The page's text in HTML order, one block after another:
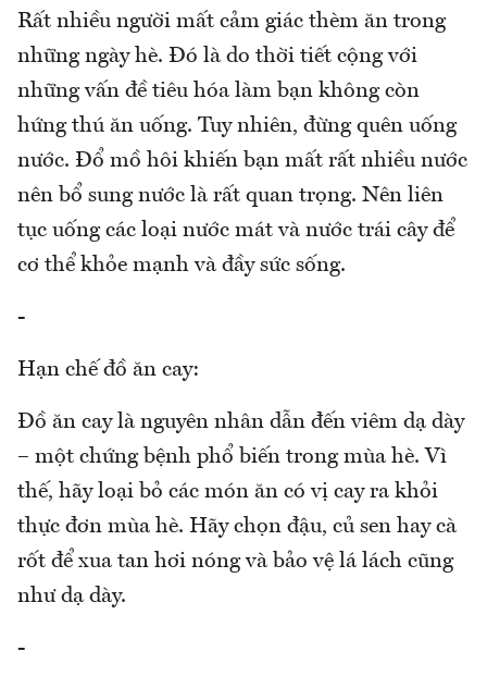
Rất nhiều người mất cảm giác thèm ăn trong
những ngày hè. Đó là do thời tiết cộng với
những vấn đề tiêu hóa làm bạn không còn
hứng thú ăn uống. Tuy nhiên, đừng quên uống
nước. Đổ mồ hôi khiến bạn mất rất nhiều nước
nên bổ sung nước là rất quan trọng. Nên liên
tục uống các loại nước mát và nước trái cây để
cơ thể khỏe mạnh và đầy sức sống.
-
Hạn chế đồ ăn cay:
Đồ ăn cay là nguyên nhân dẫn đến viêm dạ dày
– một chứng bệnh phổ biến trong mùa hè. Vì
thế, hãy loại bỏ các món ăn có vị cay ra khỏi
thực đơn mùa hè. Hãy chọn đậu, củ sen hay cà
rốt để xua tan hơi nóng và bảo vệ lá lách cũng
như dạ dày.
-